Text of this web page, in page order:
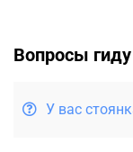
Вопросы
У вас